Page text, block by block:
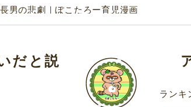
男の悲劇｜ぽこたろー育児漫画
だと説
ランキ